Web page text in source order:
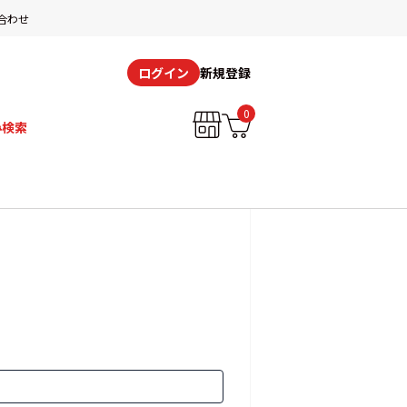
わせ
ログイン 新規登録
索
0